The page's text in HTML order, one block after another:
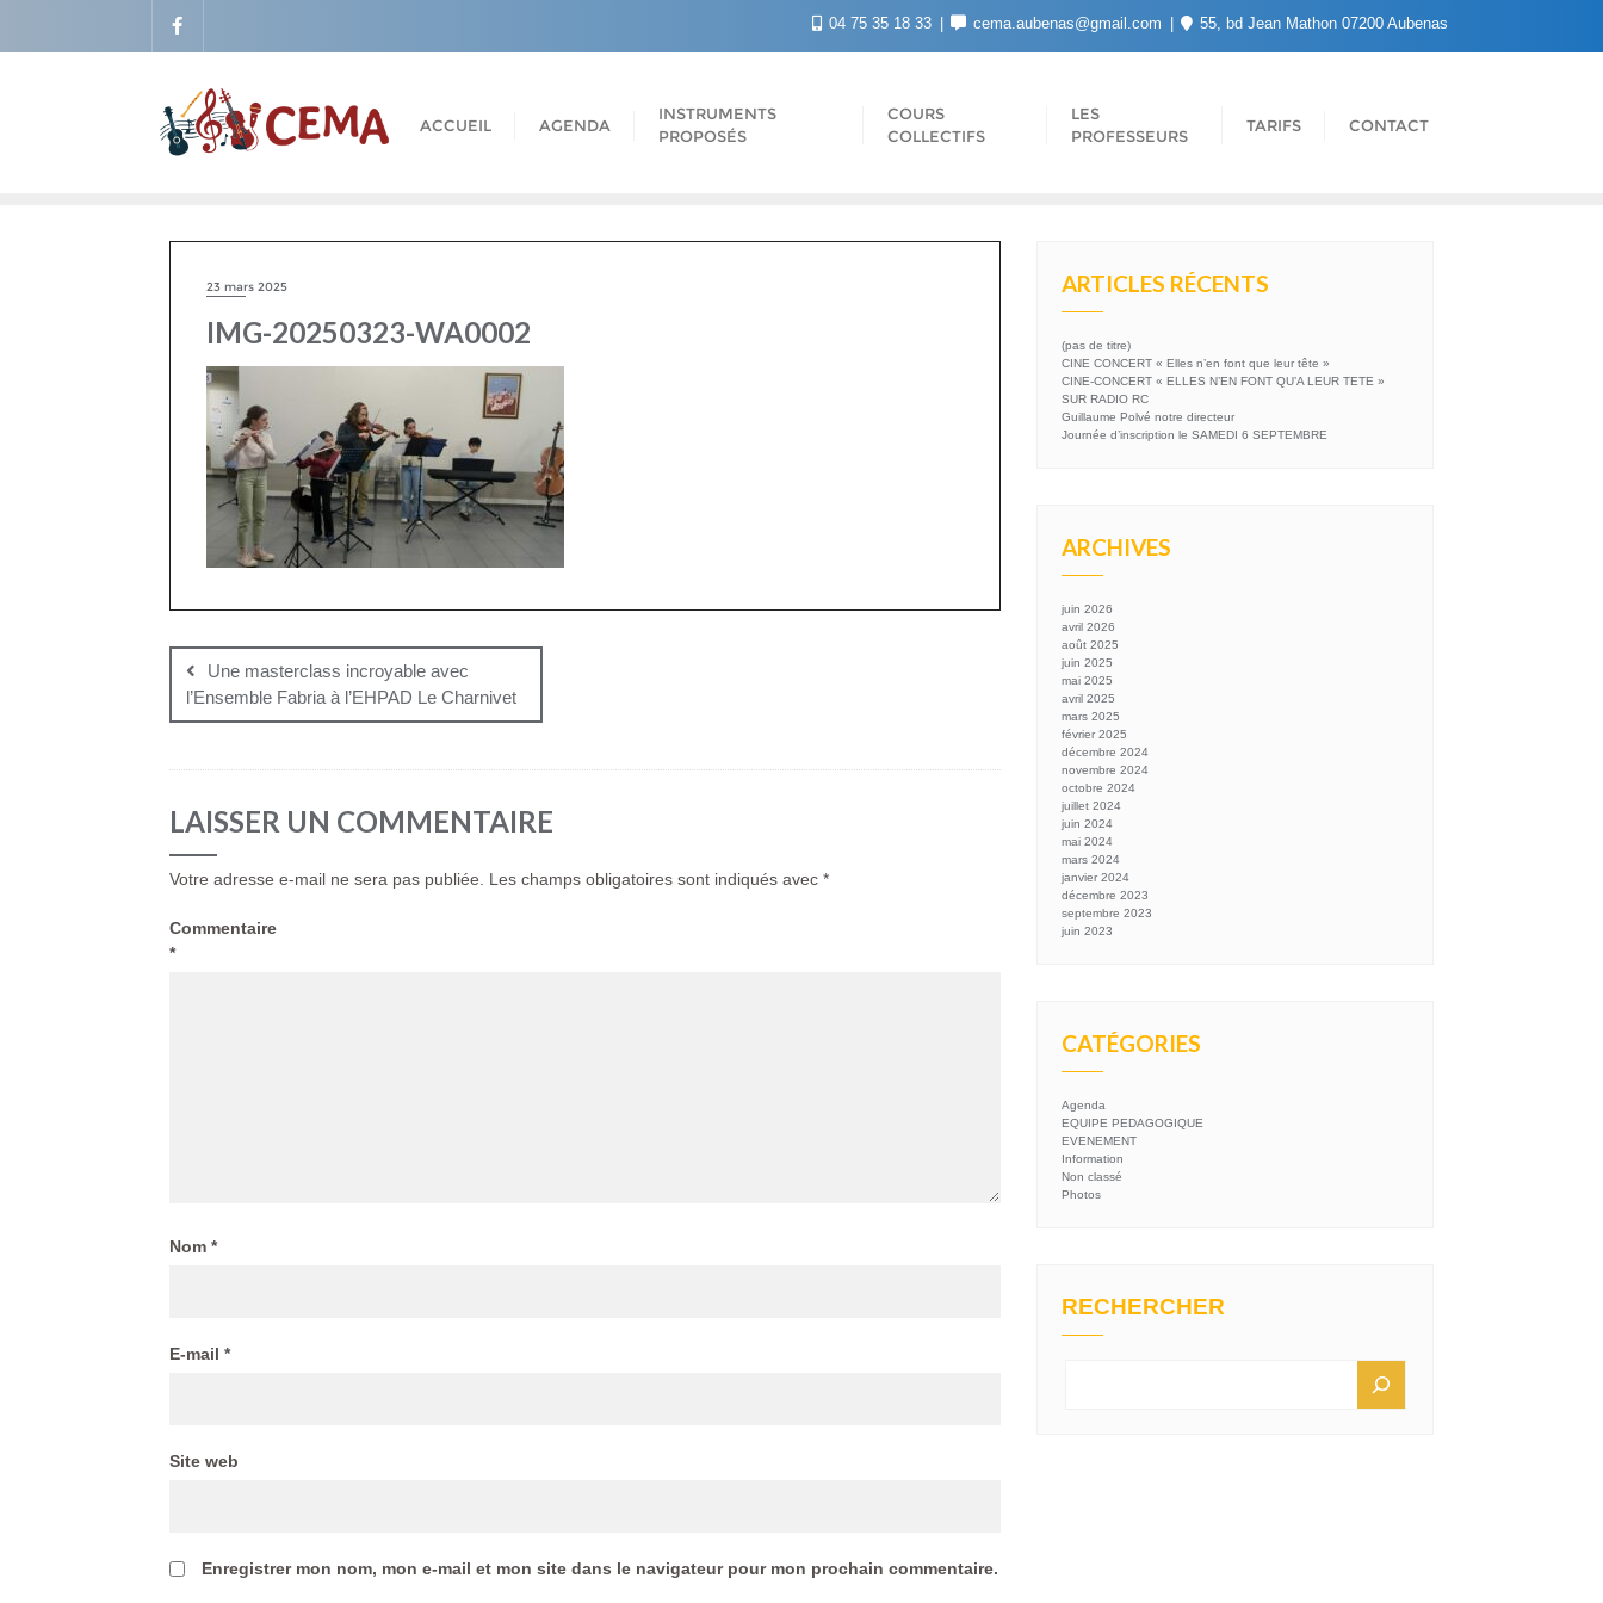
04 75 35 18 33 cema.aubenas@gmail.com 55, bd Jean Mathon 07200 Aubenas
ACCUEIL AGENDA
INSTRUMENTS
PROPOSÉS
COURS
COLLECTIFS
LES
PROFESSEURS
TARIFS CONTACT
23 mars 2025
IMG-20250323-WA0002
Navigation
de
l’article
Une masterclass incroyable avec
l’Ensemble Fabria à l’EHPAD Le Charnivet
LAISSER UN COMMENTAIRE
Votre adresse e-mail ne sera pas publiée. Les champs obligatoires sont indiqués avec *
Commentaire
*
Nom *
E-mail *
Site web
Enregistrer mon nom, mon e-mail et mon site dans le navigateur pour mon prochain commentaire.
ARTICLES RÉCENTS
(pas de titre)
CINE CONCERT « Elles n’en font que leur tête »
CINE-CONCERT « ELLES N’EN FONT QU’A LEUR TETE »
SUR RADIO RC
Guillaume Polvé notre directeur
Journée d’inscription le SAMEDI 6 SEPTEMBRE
ARCHIVES
juin 2026
avril 2026
août 2025
juin 2025
mai 2025
avril 2025
mars 2025
février 2025
décembre 2024
novembre 2024
octobre 2024
juillet 2024
juin 2024
mai 2024
mars 2024
janvier 2024
décembre 2023
septembre 2023
juin 2023
CATÉGORIES
Agenda
EQUIPE PEDAGOGIQUE
EVENEMENT
Information
Non classé
Photos
RECHERCHER